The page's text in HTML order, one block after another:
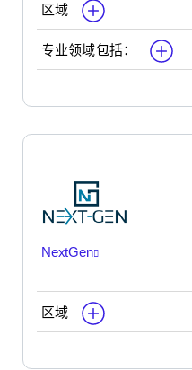
区域
专业领域包括：
NextGen
区域